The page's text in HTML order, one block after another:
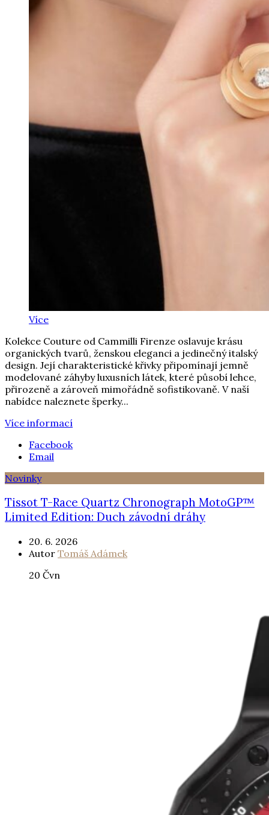
Více
Kolekce Couture od Cammilli Firenze oslavuje krásu
organických tvarů, ženskou eleganci a jedinečný italský
design. Její charakteristické křivky připomínají jemně
modelované záhyby luxusních látek, které působí lehce,
přirozeně a zároveň mimořádně sofistikovaně. V naší
nabídce naleznete šperky...
Více informací
Facebook
Email
Novinky
Tissot T-Race Quartz Chronograph MotoGP™
Limited Edition: Duch závodní dráhy
20. 6. 2026
Autor Tomáš Adámek
20 Čvn